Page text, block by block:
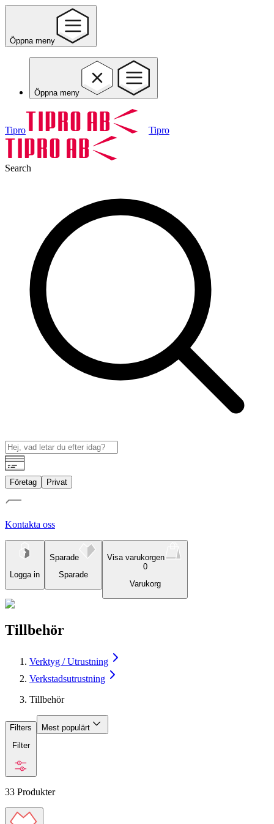
Öppna meny
Öppna meny
Tipro Tipro
Search
Företag Privat
Kontakta oss
Logga in
Sparade
Sparade
Visa varukorgen
0
Varukorg
Tillbehör
Verktyg / Utrustning
Verkstadsutrustning
Tillbehör
Filters
Filter
Mest populärt
33 Produkter